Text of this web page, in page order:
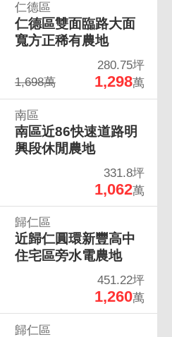
仁德區
仁德區雙面臨路大面
寬方正稀有農地
280.75坪
1,698萬
1,298萬
南區
南區近86快速道路明
興段休閒農地
331.8坪
1,062萬
歸仁區
近歸仁圓環新豐高中
住宅區旁水電農地
451.22坪
1,260萬
歸仁區